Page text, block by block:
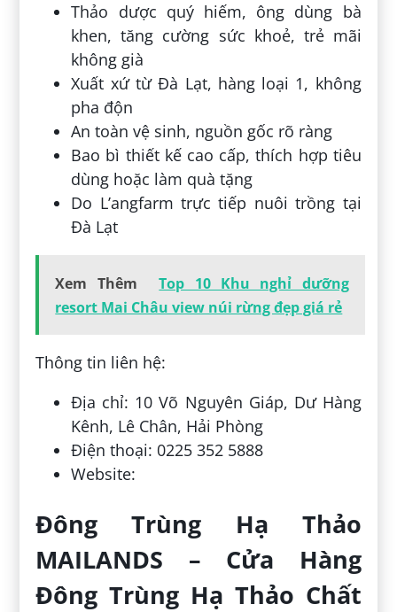
Thảo dược quý hiếm, ông dùng bà
khen, tăng cường sức khoẻ, trẻ mãi
không già
Xuất xứ từ Đà Lạt, hàng loại 1, không
pha độn
An toàn vệ sinh, nguồn gốc rõ ràng
Bao bì thiết kế cao cấp, thích hợp tiêu
dùng hoặc làm quà tặng
Do L’angfarm trực tiếp nuôi trồng tại
Đà Lạt
Xem Thêm
Top 10 Khu nghỉ dưỡng
resort Mai Châu view núi rừng đẹp giá rẻ
Thông tin liên hệ:
Địa chỉ: 10 Võ Nguyên Giáp, Dư Hàng
Kênh, Lê Chân, Hải Phòng
Điện thoại: 0225 352 5888
Website:
Đông Trùng Hạ Thảo
MAILANDS – Cửa Hàng
Đông Trùng Hạ Thảo Chất